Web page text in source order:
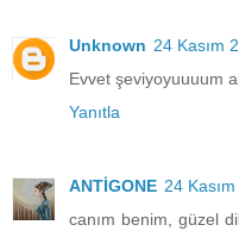
Unknown 24 Kasım
Evvet şeviyoyuuuum
Yanıtla
ANTİGONE 24
canım benim, güzel